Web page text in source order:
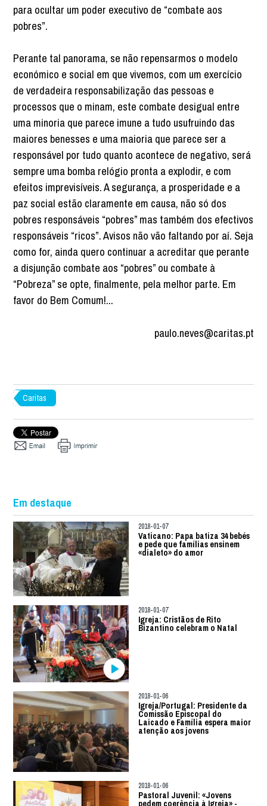
para ocultar um poder executivo de “combate aos
pobres”.
Perante tal panorama, se não repensarmos o modelo
económico e social em que vivemos, com um exercício
de verdadeira responsabilização das pessoas e
processos que o minam, este combate desigual entre
uma minoria que parece imune a tudo usufruindo das
maiores benesses e uma maioria que parece ser a
responsável por tudo quanto acontece de negativo, será
sempre uma bomba relógio pronta a explodir, e com
efeitos imprevisíveis. A segurança, a prosperidade e a
paz social estão claramente em causa, não só dos
pobres responsáveis “pobres” mas também dos efectivos
responsáveis “ricos”. Avisos não vão faltando por aí. Seja
como for, ainda quero continuar a acreditar que perante
a disjunção combate aos “pobres” ou combate à
“Pobreza” se opte, finalmente, pela melhor parte. Em
favor do Bem Comum!...
paulo.neves@caritas.pt
Caritas
Em destaque
2018-01-07
Vaticano: Papa batiza 34 bebés
e pede que famílias ensinem
«dialeto» do amor
2018-01-07
Igreja: Cristãos de Rito
Bizantino celebram o Natal
2018-01-06
Igreja/Portugal: Presidente da
Comissão Episcopal do
Laicado e Família espera maior
atenção aos jovens
2018-01-06
Pastoral Juvenil: «Jovens
pedem coerência à Igreja» -